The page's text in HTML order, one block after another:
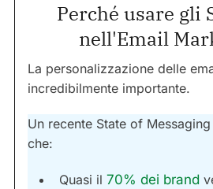
Perché usare gli
nell'Email
La personalizzazione delle
incredibilmente importante.
Un recente State of
che:
Quasi il 70% dei brand